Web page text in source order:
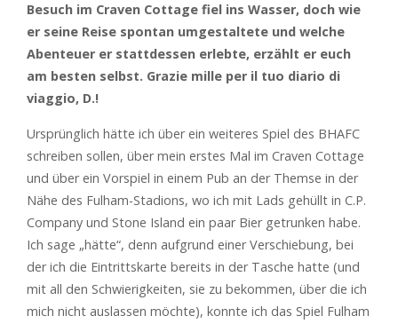
Besuch im Craven Cottage fiel ins Wasser, doch wie
er seine Reise spontan umgestaltete und welche
Abenteuer er stattdessen erlebte, erzählt er euch
am besten selbst. Grazie mille per il tuo diario di
viaggio, D.!
Ursprünglich hätte ich über ein weiteres Spiel des BHAFC
schreiben sollen, über mein erstes Mal im Craven Cottage
und über ein Vorspiel in einem Pub an der Themse in der
Nähe des Fulham-Stadions, wo ich mit Lads gehüllt in C.P.
Company und Stone Island ein paar Bier getrunken habe.
Ich sage „hätte“, denn aufgrund einer Verschiebung, bei
der ich die Eintrittskarte bereits in der Tasche hatte (und
mit all den Schwierigkeiten, sie zu bekommen, über die ich
mich nicht auslassen möchte), konnte ich das Spiel Fulham